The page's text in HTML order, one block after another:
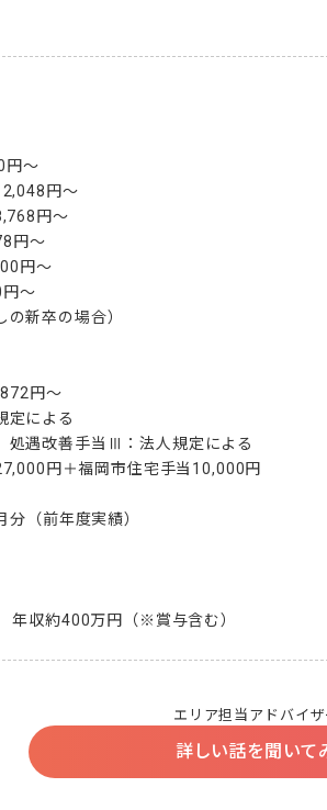
円～
円～
円～
円～
円～
円～
の新卒の場合）
円～
定による
処遇改善手当Ⅲ：法人規定による
円＋福岡市住宅手当10,000円
（前年度実績）
年収約400万円（※賞与含む）
エリア担当アドバイ
詳しい話を聞いて